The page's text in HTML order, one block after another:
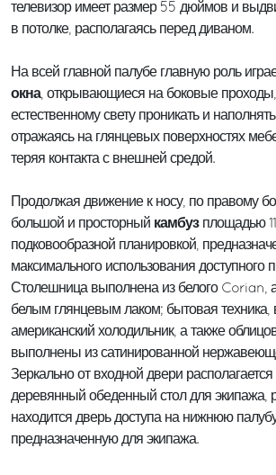
телевизор имеет размер 55 дюймов и
в потолке, располагаясь перед диваном.
На всей главной палубе главную роль
окна, открывающиеся на боковые
естественному свету проникать и
отражаясь на глянцевых поверхностях
теряя контакта с внешней средой.
Продолжая движение к носу, по правому
большой и просторный камбузплощадью
подковообразной планировкой,
максимального использования доступного
Столешница выполнена из белого Corian,
белым глянцевым лаком; бытовая техника,
американский холодильник, а также
выполнены из сатинированной
Зеркально от входной двери
деревянный обеденный стол для экипажа,
находится дверь доступа на нижнюю
предназначенную для экипажа.